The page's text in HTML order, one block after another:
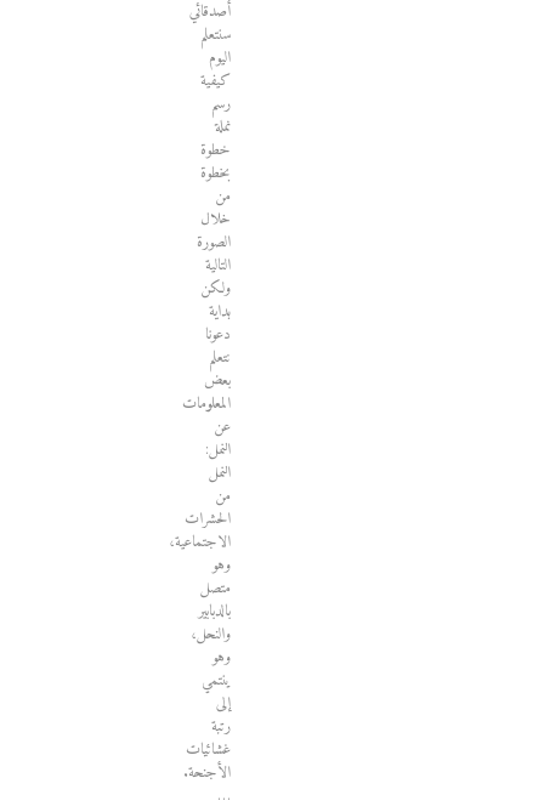
أصدقائي
سنتعلم
اليوم
كيفية
رسم
نملة
خطوة
بخطوة
من
خلال
الصورة
التالية
ولكن
بداية
دعونا
نتعلم
بعض
المعلومات
عن
النمل:
النمل
من
الحشرات
الاجتماعية،
وهو
متصل
بالدبابير
والنحل،
وهو
ينتمي
إلى
رتبة
غشائيات
الأجنحة.
…